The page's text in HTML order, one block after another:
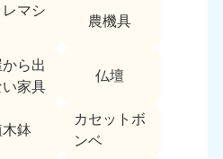
マシ
農機具
ら出
家具
仏壇
鉢
カセットボ
ンベ
四国
徳島県
050-1880-9898